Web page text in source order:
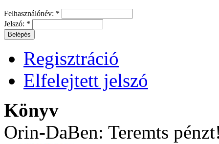
Felhasználónév: *
Jelszó: *
Regisztráció
Elfelejtett jelszó
Könyv
Orin-DaBen: Teremts